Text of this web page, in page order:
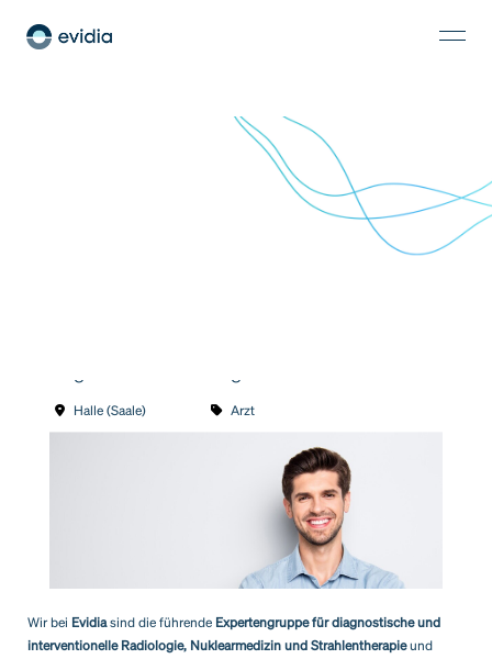
Halle (Saale) Arzt
Wir bei Evidiasind die führende Expertengruppe für diagnostische und
interventionelle Radiologie, Nuklearmedizin und Strahlentherapieund